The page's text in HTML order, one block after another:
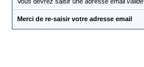
Merci de re-saisir votre adresse email